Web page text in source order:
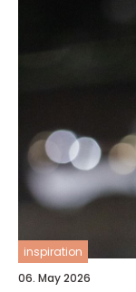
inspiration
06. May 2026